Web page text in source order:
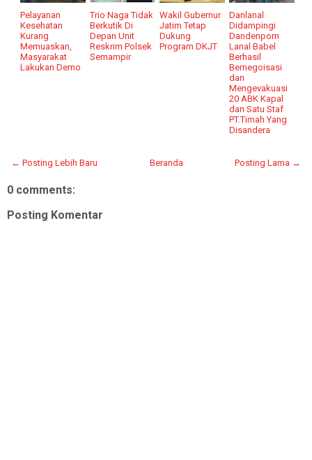
Pelayanan
Kesehatan
Kurang
Memuaskan,
Masyarakat
Lakukan Demo
Trio Naga Tidak
Berkutik Di
Depan Unit
Reskrim Polsek
Semampir
Wakil Gubernur
Jatim Tetap
Dukung
Program DKJT
Danlanal
Didampingi
Dandenpom
Lanal Babel
Berhasil
Bernegoisasi
dan
Mengevakuasi
20 ABK Kapal
dan Satu Staf
PT.Timah Yang
Disandera
← Posting Lebih Baru Posting Lama →
Beranda
0 comments:
Posting Komentar